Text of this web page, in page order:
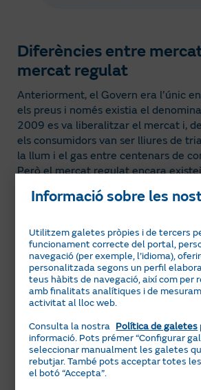
Diferències entre
mercat regulat
Anteriorment, el Govern era l’únic
els preus i només existia el
2009 es va liberalitzar el mercat i,
els consumidors van ser lliures de
la llum i el gas entre centenars de
Però el mercat regulat encara
consisteix, precisament, que puguis
regulat o al mercat lliure i triar la
viceversa, però amb l’excepció que
a la llum només pot admetre
els 10 kW.
Al mercat regulat, la tarifa està
tant en llum com en gas.
En llum es diu PVPC (preu voluntari
La seva característica principal és
canvia cada dia i cada hora. Per
sotmès a la volatilitat del mercat
Informació sobre les
Utilitzem galetes pròpies i de tercers
funcionament correcte del portal,
navegació (per exemple, l’idioma),
personalitzada segons un perfil
teus hàbits de navegació, així com per
amb finalitats analítiques i de
activitat al lloc web.
Consulta la nostra Política de galetes
informació. Pots prémer “Configurar
seleccionar manualment les galetes
rebutjar. També pots acceptar totes
el botó “Accepta”.